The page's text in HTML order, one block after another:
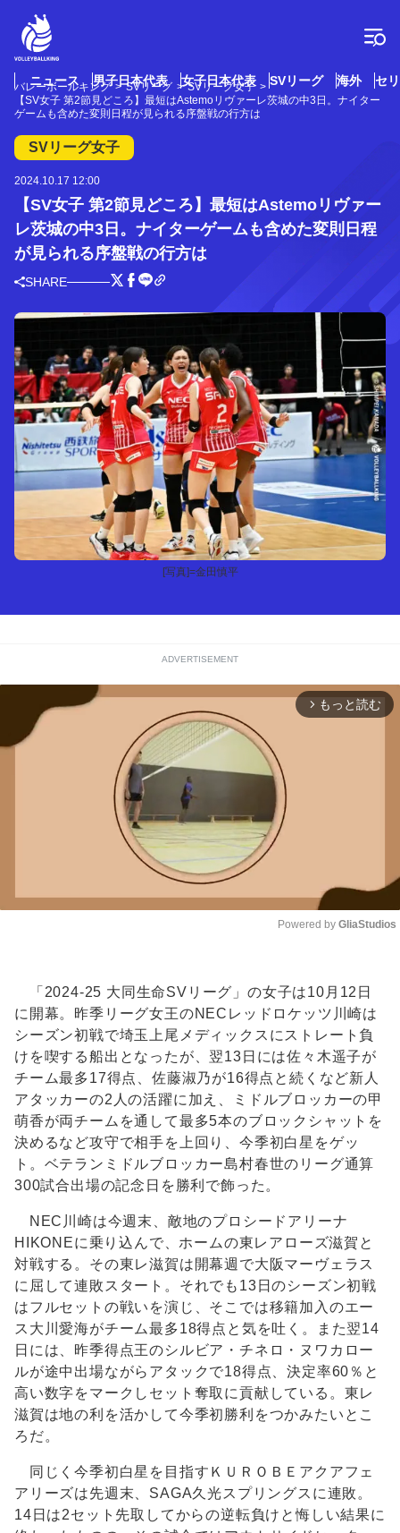
ニュース 男子日本代表 女子日本代表 SVリーグ 海外 セ
バレーボールキング SVリーグ
SVリーグ女子
【SV女子 第2節見どころ】最短はAstemoリヴァーレ茨城の中3日。ナイター
ゲームも含めた変則日程が見られる序盤戦の行方は
SVリーグ女子
2024.10.17 12:00
【SV女子 第2節見どころ】最短はAstemoリヴァー
レ茨城の中3日。ナイターゲームも含めた変則日程
が見られる序盤戦の行方は
SHARE
[写真]=金田慎平
ADVERTISEMENT
arrow_forward_ios もっと読む
Powered by GliaStudios
「2024-25 大同生命SVリーグ」の女子は10月12日
に開幕。昨季リーグ女王のNECレッドロケッツ川崎は
シーズン初戦で埼玉上尾メディックスにストレート負
けを喫する船出となったが、翌13日には佐々木遥子が
チーム最多17得点、佐藤淑乃が16得点と続くなど新人
アタッカーの2人の活躍に加え、ミドルブロッカーの甲
萌香が両チームを通して最多5本のブロックシャットを
決めるなど攻守で相手を上回り、今季初白星をゲッ
ト。ベテランミドルブロッカー島村春世のリーグ通算
300試合出場の記念日を勝利で飾った。
NEC川崎は今週末、敵地のプロシードアリーナ
HIKONEに乗り込んで、ホームの東レアローズ滋賀と
対戦する。その東レ滋賀は開幕週で大阪マーヴェラス
に屈して連敗スタート。それでも13日のシーズン初戦
はフルセットの戦いを演じ、そこでは移籍加入のエー
ス大川愛海がチーム最多18得点と気を吐く。また翌14
日には、昨季得点王のシルビア・チネロ・ヌワカロー
ルが途中出場ながらアタックで18得点、決定率60％と
高い数字をマークしセット奪取に貢献している。東レ
滋賀は地の利を活かして今季初勝利をつかみたいとこ
ろだ。
同じく今季初白星を目指すＫＵＲＯＢＥアクアフェ
アリーズは先週末、SAGA久光スプリングスに連敗。
14日は2セット先取してからの逆転負けと悔しい結果に